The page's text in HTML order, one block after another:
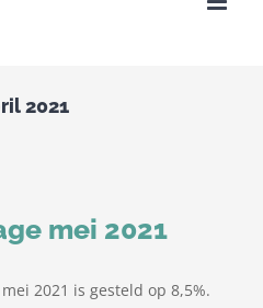
2021
mei 2021
2021 is gesteld op 8,5%.